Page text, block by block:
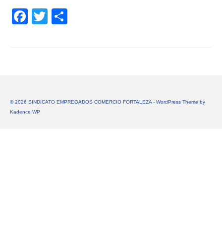
Facebook
Twitter
© 2026 SINDICATO EMPREGADOS COMERCIO FORTALEZA - WordPress Theme by
Kadence WP